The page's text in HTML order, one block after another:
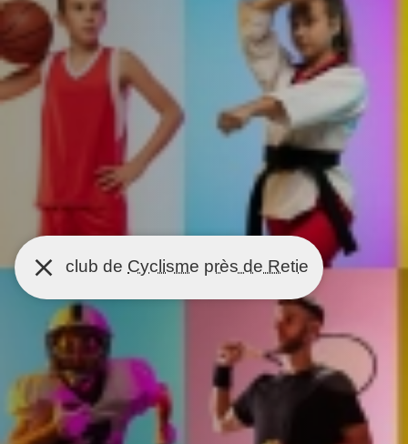
club de Cyclisme près de Retie